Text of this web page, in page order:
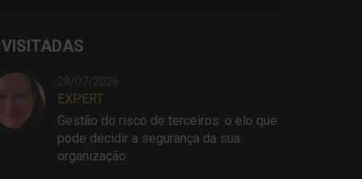
28/07/2026
EXPERT
Gestão do risco de terceiros: o elo que
pode decidir a segurança da sua
organização